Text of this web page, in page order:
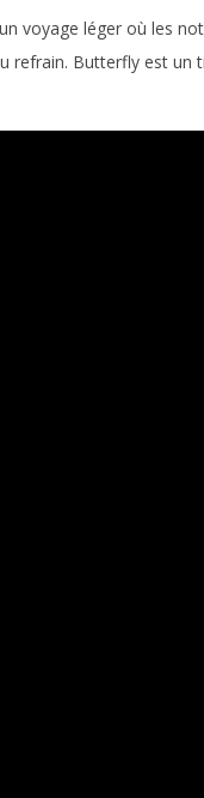
voyage léger où les
refrain. Butterfly est